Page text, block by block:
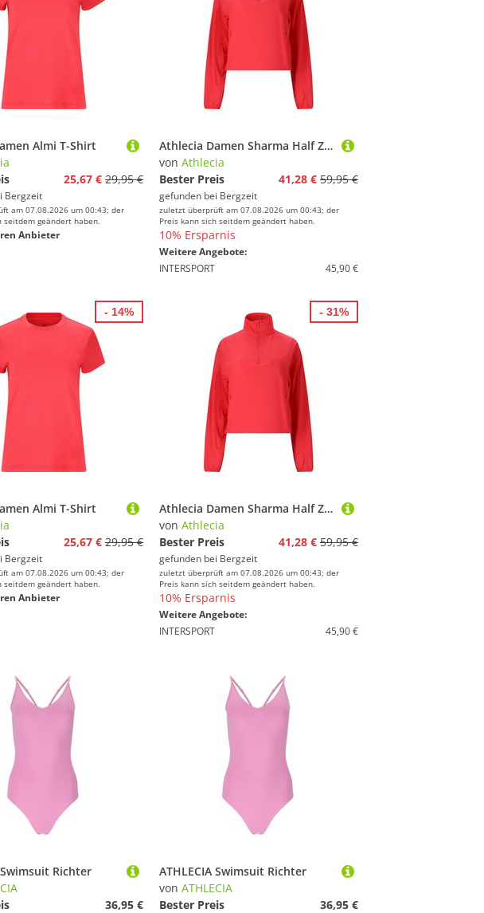
Almi T-Shirt
25,67 € 29,95 €
Bergzeit
am 07.08.2026 um 00:43; der
seitdem geändert haben.
Anbieter
Athlecia Damen Sharma Half Zip Pullover
von Athlecia
Bester Preis
41,28 € 59,95 €
gefunden bei Bergzeit
zuletzt überprüft am 07.08.2026 um 00:43; der
Preis kann sich seitdem geändert haben.
10% Ersparnis
Weitere Angebote:
INTERSPORT
45,90 €
Almi T-Shirt
25,67 € 29,95 €
Bergzeit
am 07.08.2026 um 00:43; der
seitdem geändert haben.
Anbieter
- 14%
Athlecia Damen Sharma Half Zip Pullover
von Athlecia
Bester Preis
41,28 € 59,95 €
gefunden bei Bergzeit
zuletzt überprüft am 07.08.2026 um 00:43; der
Preis kann sich seitdem geändert haben.
10% Ersparnis
Weitere Angebote:
INTERSPORT
45,90 €
- 31%
Swimsuit Richter
36,95 €
ATHLECIA Swimsuit Richter
von ATHLECIA
Bester Preis
36,95 €